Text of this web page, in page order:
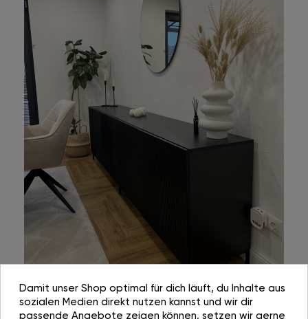
Damit unser Shop optimal für dich läuft, du Inhalte aus
sozialen Medien direkt nutzen kannst und wir dir
passende Angebote zeigen können, setzen wir gerne